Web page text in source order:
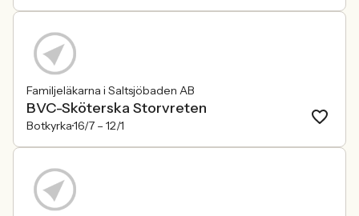
Familjeläkarna i Saltsjöbaden AB
BVC-Sköterska Storvreten
Botkyrka16/7 – 12/1